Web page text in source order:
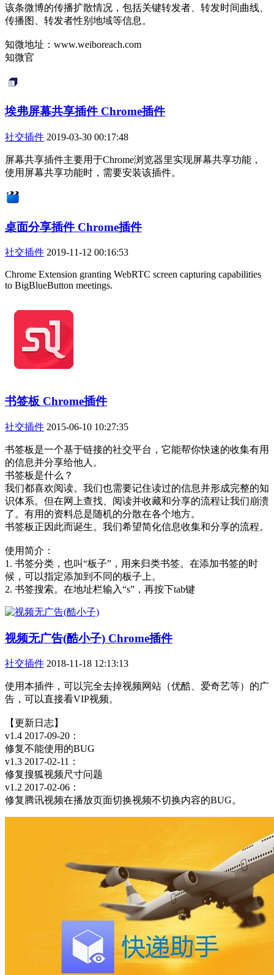
该条微博的传播扩散情况，包括关键转发者、转发时间曲线、
传播图、转发者性别地域等信息。
知微地址：www.weiboreach.com
知微官
埃弗屏幕共享插件 Chrome插件
社交插件 2019-03-30 00:17:48
屏幕共享插件主要用于Chrome浏览器里实现屏幕共享功能，
使用屏幕共享功能时，需要安装该插件。
桌面分享插件 Chrome插件
社交插件 2019-11-12 00:16:53
Chrome Extension granting WebRTC screen capturing capabilities
to BigBlueButton meetings.
书签板 Chrome插件
社交插件 2015-06-10 10:27:35
书签板是一个基于链接的社交平台，它能帮你快速的收集有用
的信息并分享给他人。
书签板是什么？
我们都喜欢阅读。我们也需要记住读过的信息并形成完整的知
识体系。但在网上查找、阅读并收藏和分享的流程让我们崩溃
了。有用的资料总是随机的分散在各个地方。
书签板正因此而诞生。我们希望简化信息收集和分享的流程。
使用简介：
1. 书签分类，也叫“板子”，用来归类书签。在添加书签的时
候，可以指定添加到不同的板子上。
2. 书签搜索。在地址栏输入“s”，再按下tab键
视频无广告(酷小子) Chrome插件
社交插件 2018-11-18 12:13:13
使用本插件，可以完全去掉视频网站（优酷、爱奇艺等）的广
告，可以直接看VIP视频。
【更新日志】
v1.4 2017-09-20：
修复不能使用的BUG
v1.3 2017-02-11：
修复搜狐视频尺寸问题
v1.2 2017-02-06：
修复腾讯视频在播放页面切换视频不切换内容的BUG。